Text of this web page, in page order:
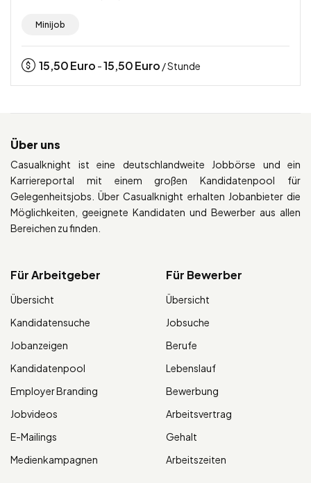
Minijob
15,50Euro -15,50Euro / Stunde
Über uns
Casualknight ist eine deutschlandweite Jobbörse und ein
Karriereportal mit einem großen Kandidatenpool für
Gelegenheitsjobs. Über Casualknight erhalten Jobanbieter die
Möglichkeiten, geeignete Kandidaten und Bewerber aus allen
Bereichen zu finden.
Für Arbeitgeber
Übersicht
Kandidatensuche
Jobanzeigen
Kandidatenpool
Employer Branding
Jobvideos
E-Mailings
Medienkampagnen
Für Bewerber
Übersicht
Jobsuche
Berufe
Lebenslauf
Bewerbung
Arbeitsvertrag
Gehalt
Arbeitszeiten